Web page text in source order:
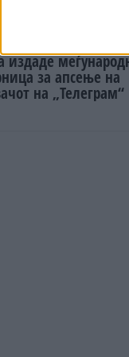
се на
издаде
за апсење на
на „Телеграм“